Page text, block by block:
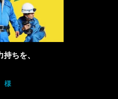
ちを、
様